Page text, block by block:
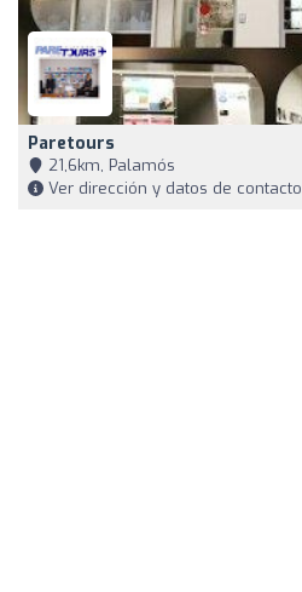
Paretours
21,6km, Palamós
Ver dirección y datos de contacto